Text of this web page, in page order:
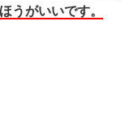
うがいいです。